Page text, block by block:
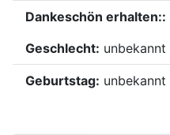
Dankeschön erhalten::
Geschlecht: unbekannt
Geburtstag: unbekannt